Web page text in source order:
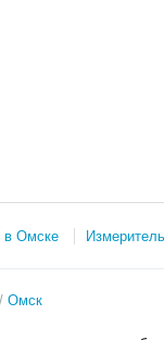
в Омске
Омск